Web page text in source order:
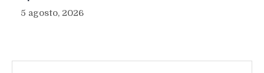
5 agosto, 2026